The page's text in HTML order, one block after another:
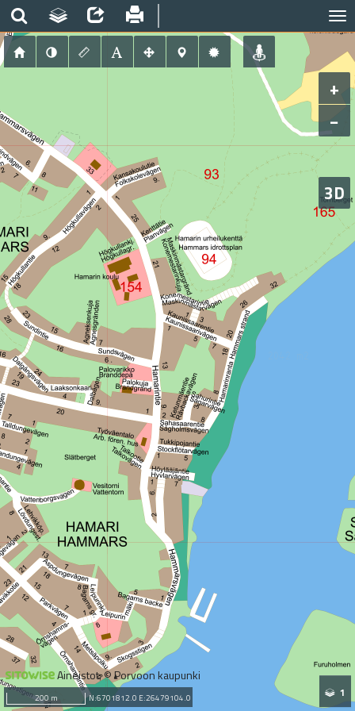
Aineistot: © Porvoon kaupunki
200 m N:6701812.0 E:26479104.0
+
−
1
3D